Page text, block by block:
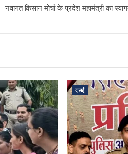
नवागत किसान मोर्चा के प्रदेश महामंत्री का
दसई